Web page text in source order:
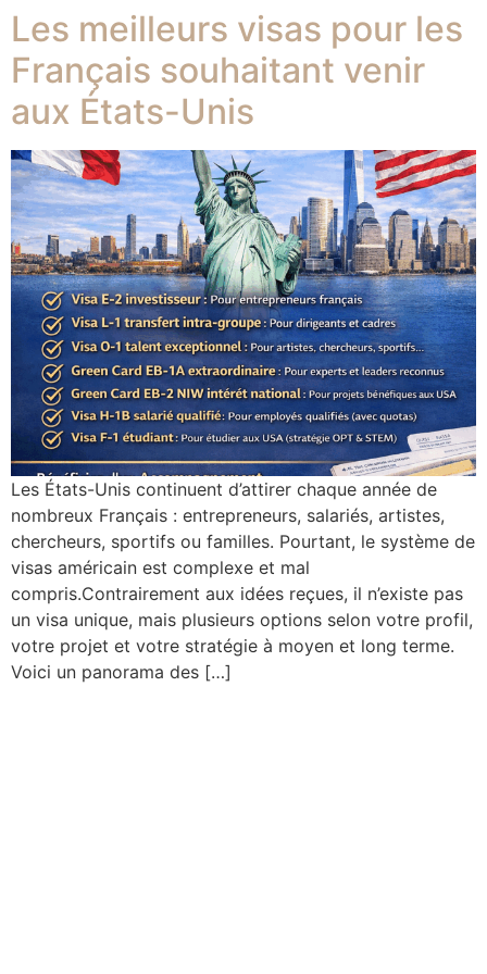
Les meilleurs visas pour les
Français souhaitant venir
aux États-Unis
Les États-Unis continuent d’attirer chaque année de
nombreux Français : entrepreneurs, salariés, artistes,
chercheurs, sportifs ou familles. Pourtant, le système de
visas américain est complexe et mal
compris.Contrairement aux idées reçues, il n’existe pas
un visa unique, mais plusieurs options selon votre profil,
votre projet et votre stratégie à moyen et long terme.
Voici un panorama des […]